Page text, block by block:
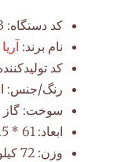
کد دستگاه:
نام برند: آریا
کد
رنگ/جنس:
سوخت: گاز
ابعاد:61 * 72.5 * 38.5 سانتی متر
وزن: 72 کیلوگرم